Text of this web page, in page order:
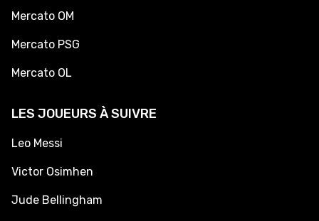
Mercato OM
Mercato PSG
Mercato OL
LES JOUEURS À SUIVRE
Leo Messi
Victor Osimhen
Jude Bellingham